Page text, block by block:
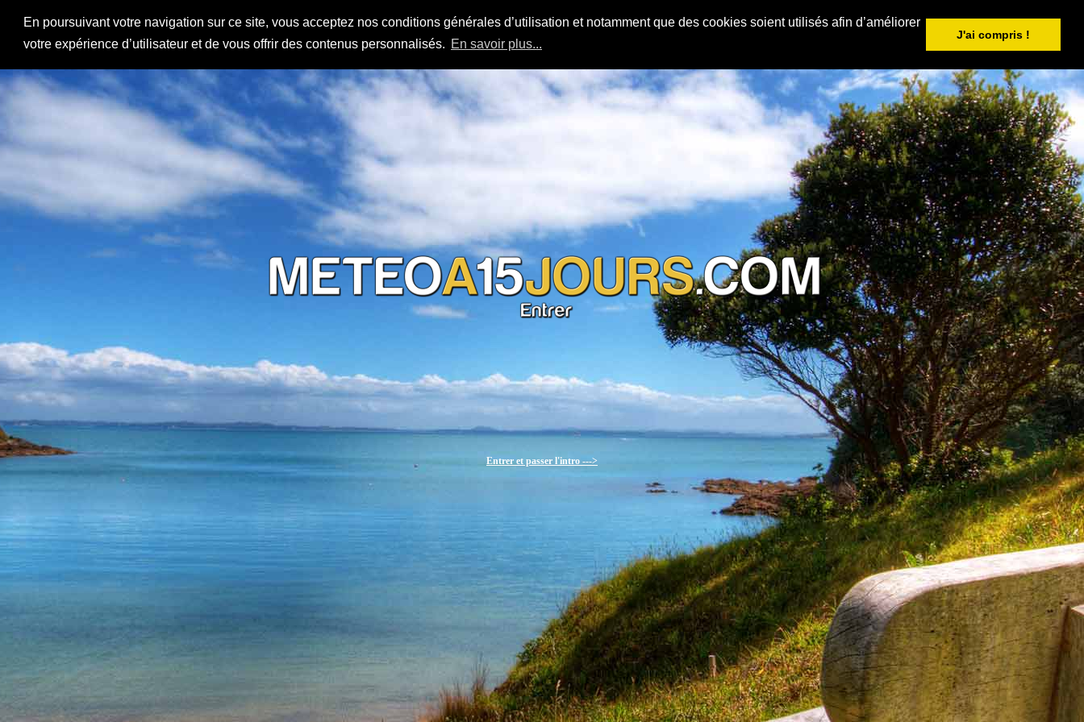
En poursuivant votre navigation sur ce site, vous acceptez nos conditions générales d’utilisation et notamment que des cookies soient utilisés afin d’améliorer
votre expérience d’utilisateur et de vous offrir des contenus personnalisés. En savoir plus...
J'ai compris !
Entrer et passer l'intro --->